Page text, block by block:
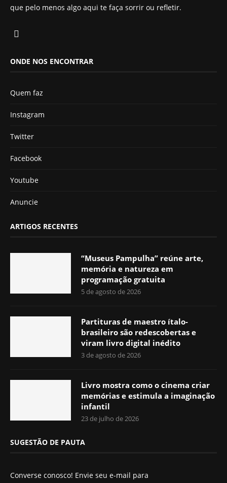
que pelo menos algo aqui te faça sorrir ou refletir.
ONDE NOS ENCONTRAR
Quem faz
Instagram
Twitter
Facebook
Youtube
Anuncie
ARTIGOS RECENTES
“Museus Pampulha” reúne arte,
memória e natureza em
programação gratuita
5 de agosto de 2026
Partituras de maestro ítalo-
brasileiro são redescobertas e
viram livro digital inédito
3 de agosto de 2026
Livro mostra como o cinema criar
memórias e estimula a imaginação
infantil
23 de julho de 2026
SUGESTÃO DE PAUTA
Converse conosco! Envie seu e-mail para